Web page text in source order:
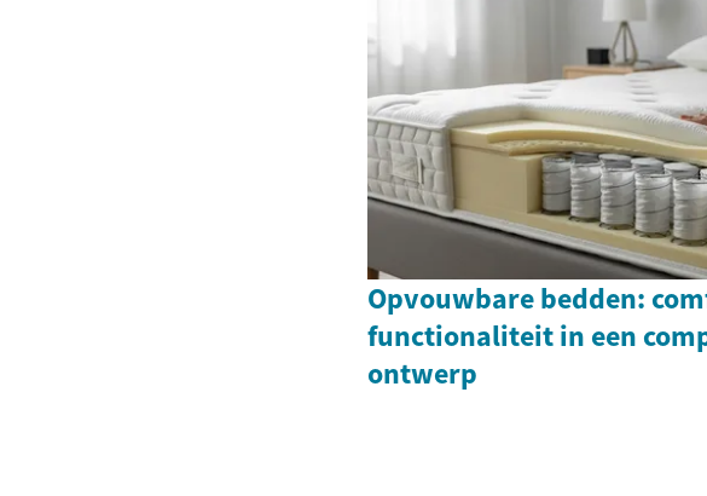
Opvouwbare bedden:
functionaliteit in een
ontwerp